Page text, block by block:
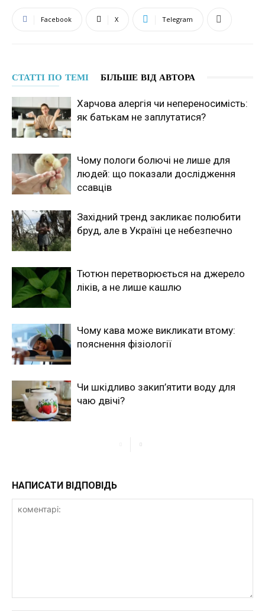
Facebook X Telegram
СТАТТІ ПО ТЕМІ БІЛЬШЕ ВІД АВТОРА
Харчова алергія чи непереносимість:
як батькам не заплутатися?
Чому пологи болючі не лише для
людей: що показали дослідження
ссавців
Західний тренд закликає полюбити
бруд, але в Україні це небезпечно
Тютюн перетворюється на джерело
ліків, а не лише кашлю
Чому кава може викликати втому:
пояснення фізіології
Чи шкідливо закип’ятити воду для
чаю двічі?
НАПИСАТИ ВІДПОВІДЬ